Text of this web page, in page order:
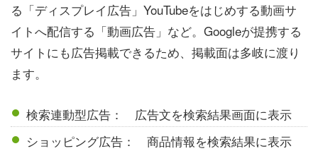
る「ディスプレイ広告」YouTubeをはじめする動画サ
イトへ配信する「動画広告」など。Googleが提携する
サイトにも広告掲載できるため、掲載面は多岐に渡り
ます。
検索連動型広告： 広告文を検索結果画面に表示
ショッピング広告： 商品情報を検索結果に表示